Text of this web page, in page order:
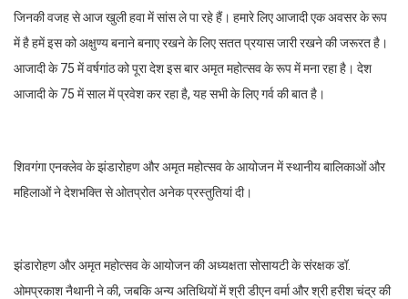
जिनकी वजह से आज खुली हवा में सांस ले पा रहे हैं। हमारे लिए आजादी एक अवसर के रूप
में है हमें इस को अक्षुण्य बनाने बनाए रखने के लिए सतत प्रयास जारी रखने की जरूरत है।
आजादी के 75 में वर्षगांठ को पूरा देश इस बार अमृत महोत्सव के रूप में मना रहा है। देश
आजादी के 75 में साल में प्रवेश कर रहा है, यह सभी के लिए गर्व की बात है।
शिवगंगा एनक्लेव के झंडारोहण और अमृत महोत्सव के आयोजन में स्थानीय बालिकाओं और
महिलाओं ने देशभक्ति से ओतप्रोत अनेक प्रस्तुतियां दी।
झंडारोहण और अमृत महोत्सव के आयोजन की अध्यक्षता सोसायटी के संरक्षक डॉ.
ओमप्रकाश नैथानी ने की, जबकि अन्य अतिथियों में श्री डीएन वर्मा और श्री हरीश चंद्र की